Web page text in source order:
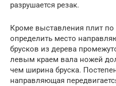
разрушается резак.
Кроме выставления плит
определить место
брусков из дерева
левым краем вала ножей
чем ширина бруска.
направляющая